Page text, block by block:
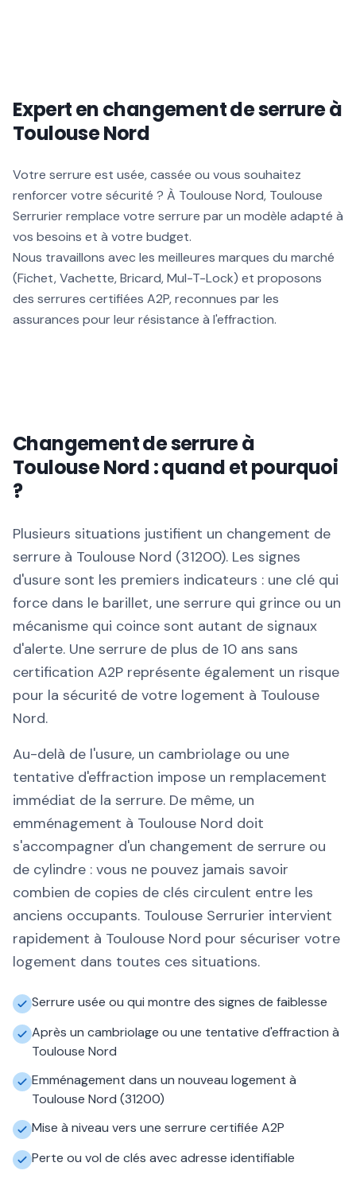
Expert en changement de serrure à
Toulouse Nord
Votre serrure est usée, cassée ou vous souhaitez
renforcer votre sécurité ? À Toulouse Nord, Toulouse
Serrurier remplace votre serrure par un modèle adapté à
vos besoins et à votre budget.
Nous travaillons avec les meilleures marques du marché
(Fichet, Vachette, Bricard, Mul-T-Lock) et proposons
des serrures certifiées A2P, reconnues par les
assurances pour leur résistance à l'effraction.
Changement de serrure à
Toulouse Nord : quand et pourquoi
?
Plusieurs situations justifient un changement de
serrure à Toulouse Nord (31200). Les signes
d'usure sont les premiers indicateurs : une clé qui
force dans le barillet, une serrure qui grince ou un
mécanisme qui coince sont autant de signaux
d'alerte. Une serrure de plus de 10 ans sans
certification A2P représente également un risque
pour la sécurité de votre logement à Toulouse
Nord.
Au-delà de l'usure, un cambriolage ou une
tentative d'effraction impose un remplacement
immédiat de la serrure. De même, un
emménagement à Toulouse Nord doit
s'accompagner d'un changement de serrure ou
de cylindre : vous ne pouvez jamais savoir
combien de copies de clés circulent entre les
anciens occupants. Toulouse Serrurier intervient
rapidement à Toulouse Nord pour sécuriser votre
logement dans toutes ces situations.
Serrure usée ou qui montre des signes de faiblesse
Après un cambriolage ou une tentative d'effraction à
Toulouse Nord
Emménagement dans un nouveau logement à
Toulouse Nord (31200)
Mise à niveau vers une serrure certifiée A2P
Perte ou vol de clés avec adresse identifiable